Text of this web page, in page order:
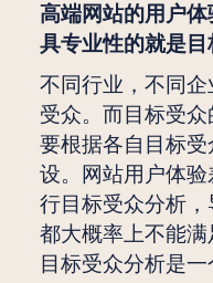
高端网站的用户
具专业性的就是目
不同行业，不同
受众。而目标受
要根据各自目标
设。网站用户体
行目标受众分析
都大概率上不能满
目标受众分析是